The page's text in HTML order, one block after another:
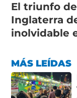
El triunfo
Inglaterra
inolvidable
MÁS LEÍDAS